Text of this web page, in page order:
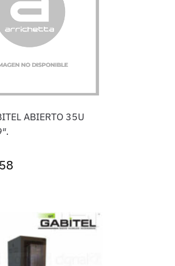
ABIERTO 35U